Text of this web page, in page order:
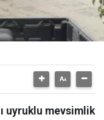
uyruklu mevsimlik